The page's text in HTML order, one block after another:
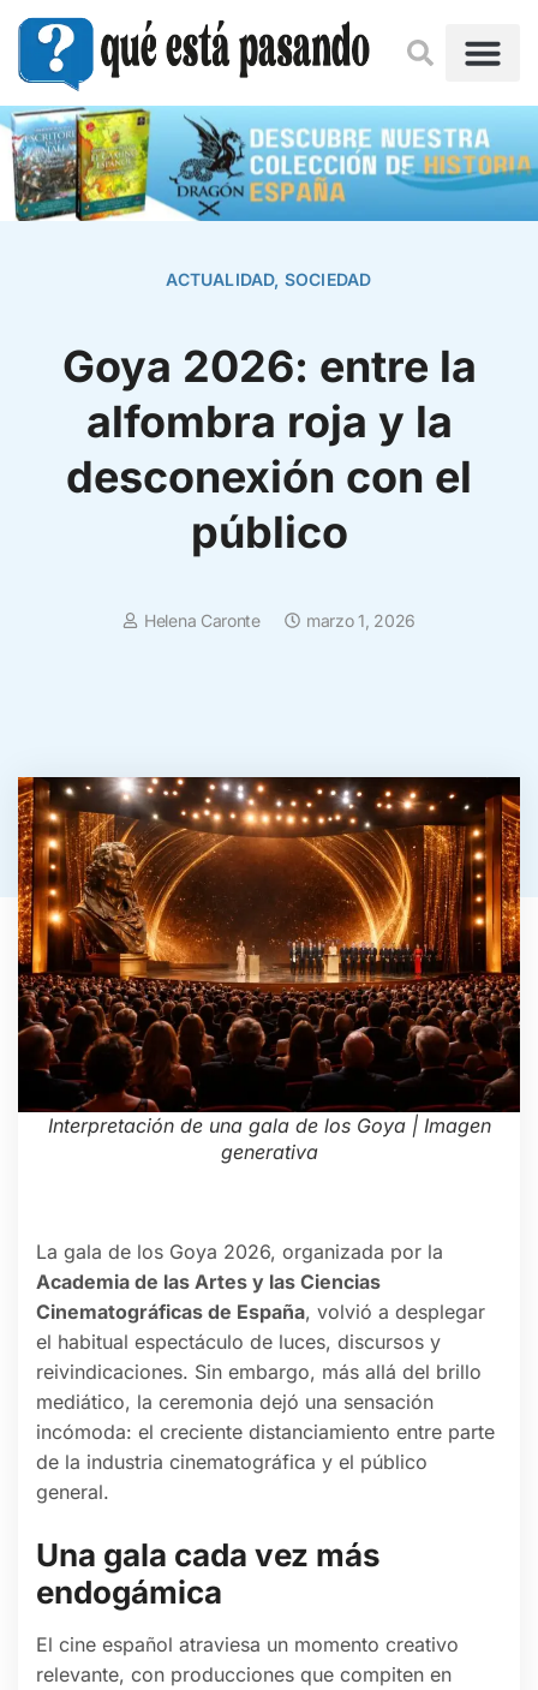
ACTUALIDAD, SOCIEDAD
Goya 2026: entre la
alfombra roja y la
desconexión con el
público
Helena Caronte marzo 1, 2026
Interpretación de una gala de los Goya | Imagen
generativa
La gala de los Goya 2026, organizada por la
Academia de las Artes y las Ciencias
Cinematográficas de España, volvió a desplegar
el habitual espectáculo de luces, discursos y
reivindicaciones. Sin embargo, más allá del brillo
mediático, la ceremonia dejó una sensación
incómoda: el creciente distanciamiento entre parte
de la industria cinematográfica y el público
general.
Una gala cada vez más
endogámica
El cine español atraviesa un momento creativo
relevante, con producciones que compiten en